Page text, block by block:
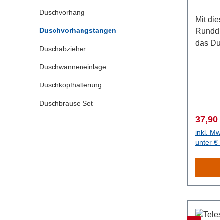
Duschvorhang
Duschvorhangstangen
Duschabzieher
Duschwanneneinlage
Duschkopfhalterung
Duschbrause Set
Mit
das
das
Der
einem
37,90
inkl.
unter €